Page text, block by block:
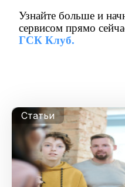
Узнайте больше и
сервисом прямо
ГСК Клуб.
Статьи